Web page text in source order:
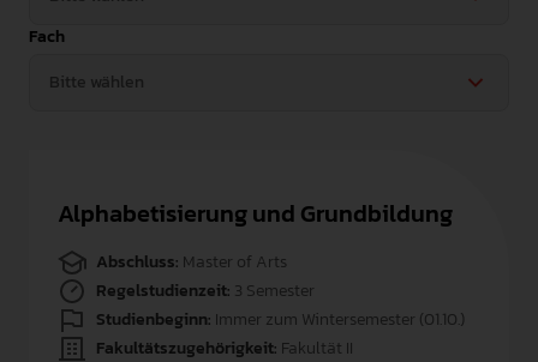
Fach
Alphabetisierung und Grundbildung
Abschluss: Master of Arts
Regelstudienzeit: 3 Semester
Studienbeginn: Immer zum Wintersemester (01.10.)
Fakultätszugehörigkeit: Fakultät II